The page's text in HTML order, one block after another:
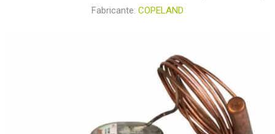
Fabricante: COPELAND